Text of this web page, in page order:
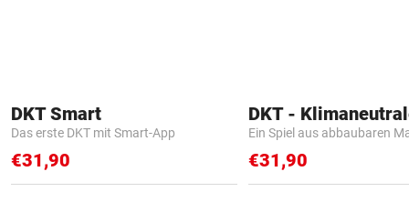
DKT Smart
Das erste DKT mit Smart-App
€31,90
Ein Spiel aus abbaubaren
€31,90